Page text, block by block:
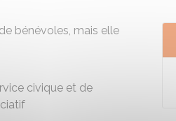
bénévoles, mais elle
civique et de